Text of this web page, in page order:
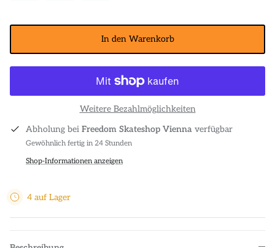
In den Warenkorb
Weitere Bezahlmöglichkeiten
Abholung bei Freedom Skateshop Vienna verfügbar
Gewöhnlich fertig in 24 Stunden
Shop-Informationen anzeigen
4 auf Lager